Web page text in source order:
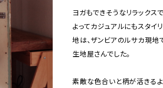
ヨガもできそうなリラックス
よってカジュアルにもスタイ
地は、ザンビアのルサカ現地
生地屋さんでした。
素敵な色合いと柄が活きる